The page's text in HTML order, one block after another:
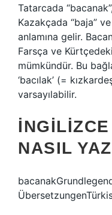
Tatarcada
Kazakçada “baja”
anlamına gelir.
Farsça ve
mümkündür. Bu
‘bacılak’ (=
varsayılabilir.
NASIL